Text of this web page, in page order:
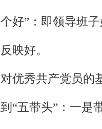
个好”：即领导班
反映好。
对优秀共产党员的
到“五带头”：一是